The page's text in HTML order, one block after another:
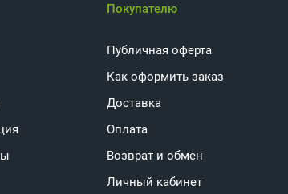
Покупателю
Публичная оферта
Как оформить заказ
Доставка
Оплата
Возврат и обмен
Личный кабинет